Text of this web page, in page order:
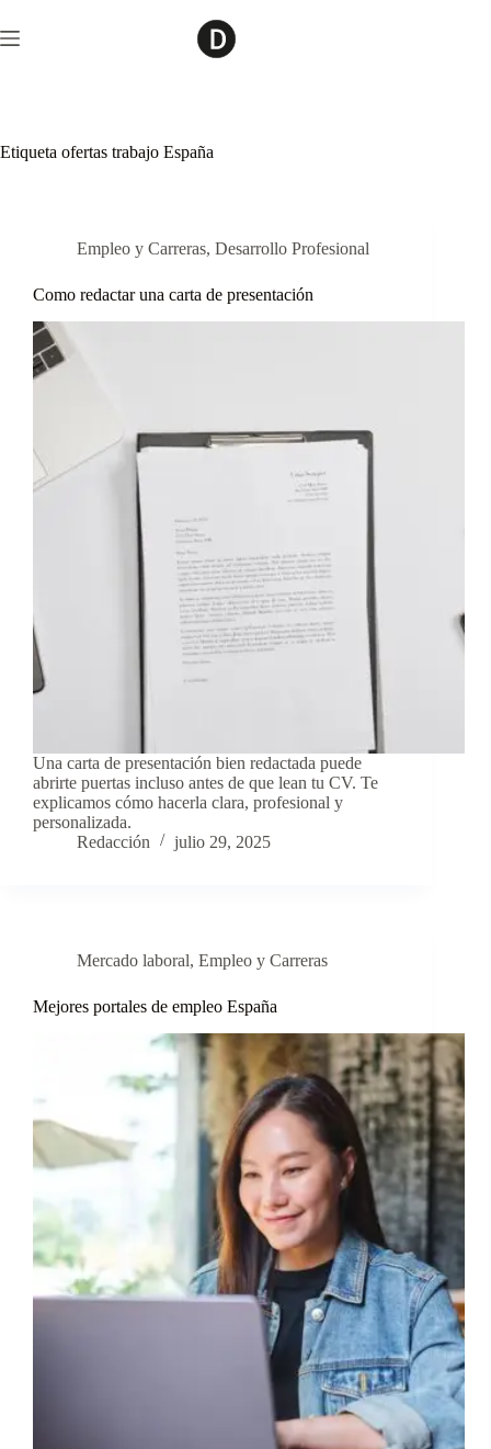
al
contenido
Etiqueta ofertas trabajo España
Empleo y Carreras, Desarrollo Profesional
Como redactar una carta de presentación
Una carta de presentación bien redactada puede
abrirte puertas incluso antes de que lean tu CV. Te
explicamos cómo hacerla clara, profesional y
personalizada.
Redacción
julio 29, 2025
Mercado laboral, Empleo y Carreras
Mejores portales de empleo España